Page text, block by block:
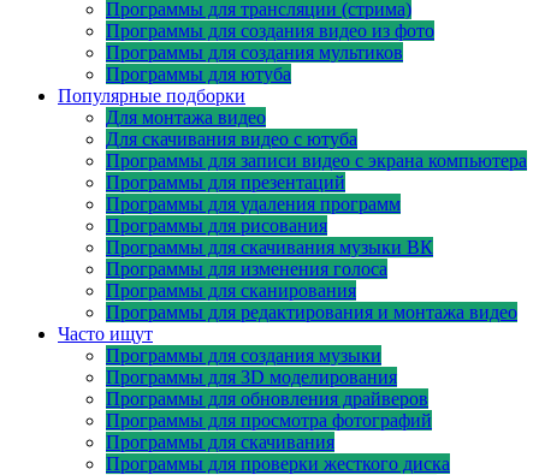
Программы для трансляции (стрима)
Программы для создания видео из фото
Программы для создания мультиков
Программы для ютуба
Популярные подборки
Для монтажа видео
Для скачивания видео с ютуба
Программы для записи видео с экрана компьютера
Программы для презентаций
Программы для удаления программ
Программы для рисования
Программы для скачивания музыки ВК
Программы для изменения голоса
Программы для сканирования
Программы для редактирования и монтажа видео
Часто ищут
Программы для создания музыки
Программы для 3D моделирования
Программы для обновления драйверов
Программы для просмотра фотографий
Программы для скачивания
Программы для проверки жесткого диска